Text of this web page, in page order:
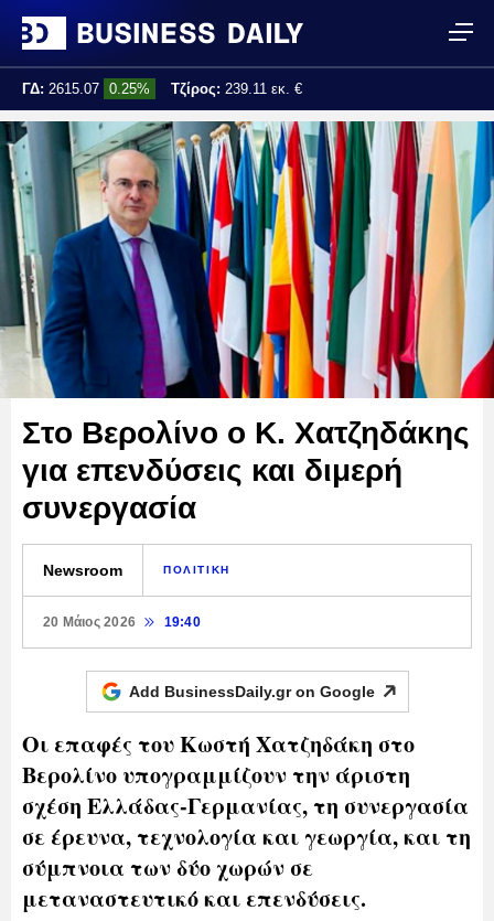
ΓΔ: 2615.07 0.25% Τζίρος: 239.11 εκ. €
Τελ. ενημέρωση: 17:25:01
Στο Βερολίνο ο Κ. Χατζηδάκης
για επενδύσεις και διμερή
συνεργασία
Newsroom ΠΟΛΙΤΙΚΗ
20 Μάιος 2026 19:40
Add BusinessDaily.gr on Google
Οι επαφές του Κωστή Χατζηδάκη στο
Βερολίνο υπογραμμίζουν την άριστη
σχέση Ελλάδας-Γερμανίας, τη συνεργασία
σε έρευνα, τεχνολογία και γεωργία, και τη
σύμπνοια των δύο χωρών σε
μεταναστευτικό και επενδύσεις.